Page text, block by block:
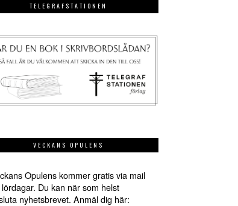
TELEGRAFSTATIONEN
VECKANS OPULENS
Opulens kommer gratis via mail
Du kan när som helst
nyhetsbrevet. Anmäl dig här: